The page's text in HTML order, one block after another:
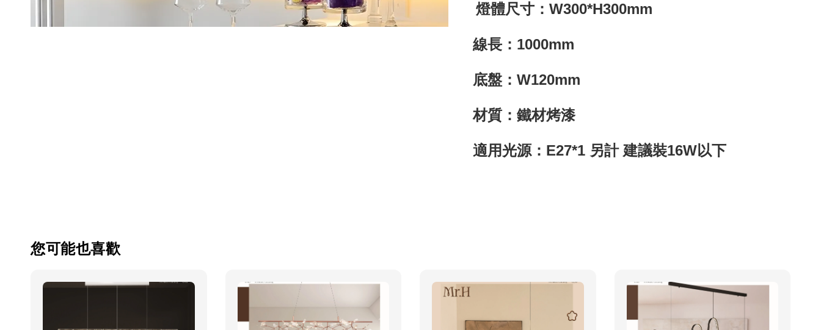
燈體尺寸：W300*H300mm
線長：1000mm
底盤：W120mm
材質：鐵材烤漆
適用光源：E27*1 另計 建議裝16W以下
您可能也喜歡